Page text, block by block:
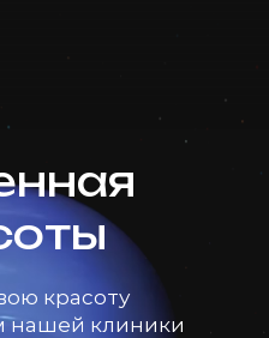
красоту
нашей клиники